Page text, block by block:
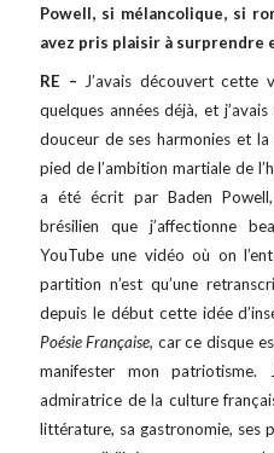
Powell, si mélancolique, si
avez pris plaisir à surprendre
RE –J’avais découvert cette
quelques années déjà, et
douceur de ses harmonies et
pied de l’ambition martiale de
a été écrit par Baden
brésilien que j’affectionne
YouTube une vidéo où on
partition n’est qu’une
depuis le début cette idée
Poésie Française, car ce disque
manifester mon
admiratrice de la culture
littérature, sa gastronomie, ses